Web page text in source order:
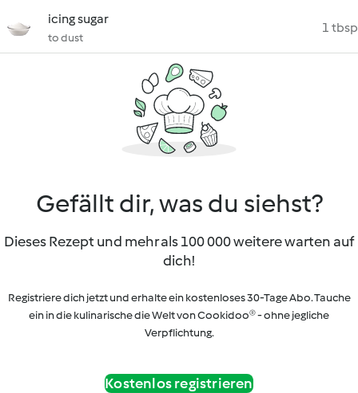
icing sugar
to dust
1 tbsp
Gefällt dir, was du siehst?
Dieses Rezept und mehr als 100 000 weitere warten auf
dich!
Registriere dich jetzt und erhalte ein kostenloses 30-Tage Abo. Tauche
ein in die kulinarische die Welt von Cookidoo® - ohne jegliche
Verpflichtung.
Kostenlos registrieren